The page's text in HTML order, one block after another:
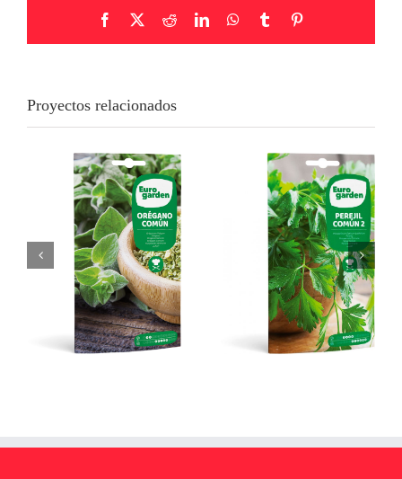
Facebook RedditLinkedInWhatsApp
Tumblr
Proyectos relacionados
Orégano Perejil Común